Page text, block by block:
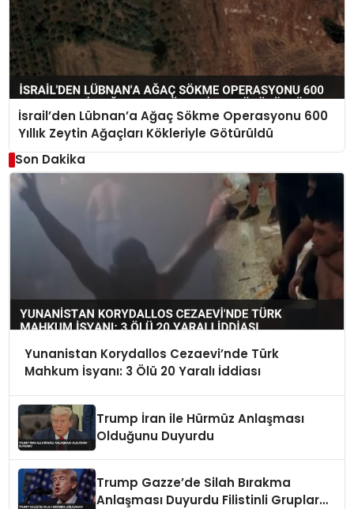
İsrail’den Lübnan’a Ağaç Sökme Operasyonu 600
Yıllık Zeytin Ağaçları Kökleriyle Götürüldü
Son Dakika
Yunanistan Korydallos Cezaevi’nde Türk
Mahkum İsyanı: 3 Ölü 20 Yaralı İddiası
Trump İran ile Hürmüz Anlaşması
Olduğunu Duyurdu
Trump Gazze’de Silah Bırakma
Anlaşması Duyurdu Filistinli Gruplar